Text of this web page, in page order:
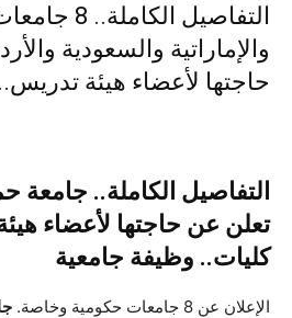
التفاصيل
والإماراتية والسعودية
حاجتها لأعضاء هيئة
التفاصيل الكاملة..
كليات.. وظيفة جامعية
الإعلان عن 8 جامعات حكومية وخاصة.